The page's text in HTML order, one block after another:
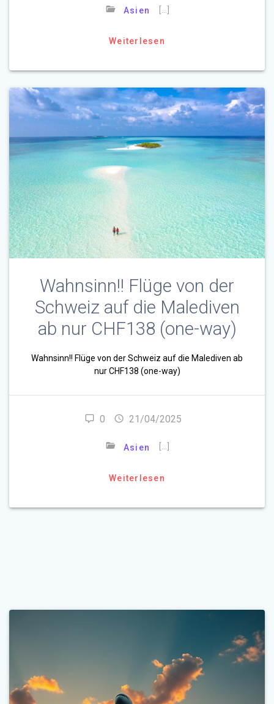
Asien
Weiterlesen
Wahnsinn!! Flüge von der
Schweiz auf die Malediven
ab nur CHF138 (one-way)
Wahnsinn!! Flüge von der Schweiz auf die Malediven ab
nur CHF138 (one-way)
0 21/04/2025
Asien […]
Weiterlesen